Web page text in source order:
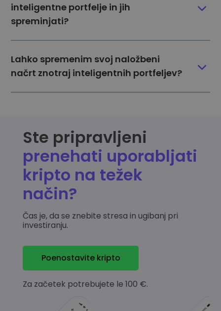
inteligentne portfelje in jih
spreminjati?
Lahko spremenim svoj naložbeni
načrt znotraj inteligentnih portfeljev?
Ste pripravljeni
prenehati uporabljati
kripto na težek
način?
Čas je, da se znebite stresa in ugibanj pri
investiranju.
Poenostavite kripto
Za začetek potrebujete le 100 €.